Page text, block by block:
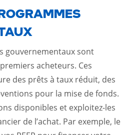
gouvernementaux sont
acheteurs. Ces
des prêts à taux réduit, des
pour la mise de fonds.
disponibles et exploitez-les
de l’achat. Par exemple, le